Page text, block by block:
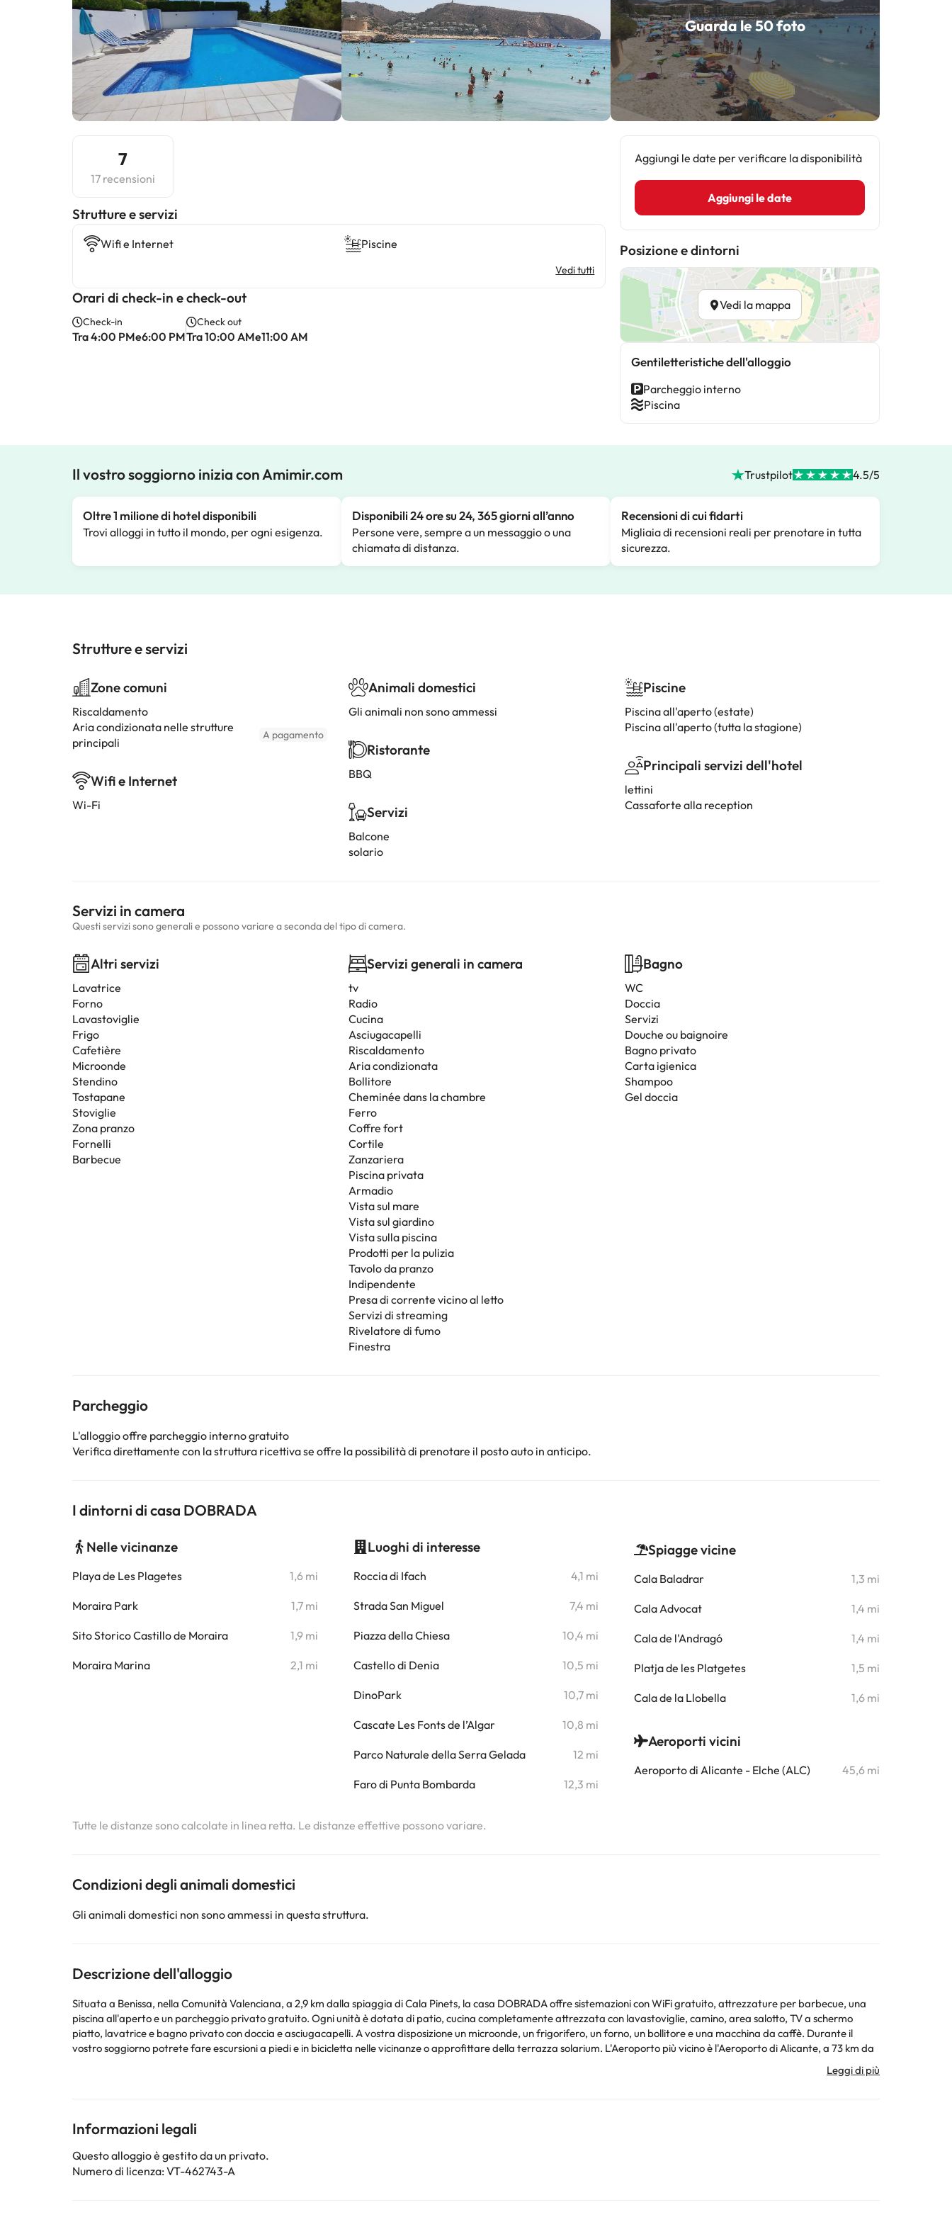
Guarda le 50 foto
7
17 recensioni
​Strutture e servizi
Wifi e Internet Piscine
Vedi tutti
Orari di check-in e check-out
Check-in
Tra 4:00 PMe6:00 PM
Check out
Tra 10:00 AMe11:00 AM
Aggiungi le date per verificare la disponibilità
Aggiungi le date
Posizione e dintorni
Vedi la mappa
Gentiletteristiche dell'alloggio
Parcheggio interno
Piscina
Il vostro soggiorno inizia con Amimir.com Trustpilot 4.5/5
Oltre 1 milione di hotel disponibili
Trovi alloggi in tutto il mondo, per ogni esigenza.
Disponibili 24 ore su 24, 365 giorni all’anno
Persone vere, sempre a un messaggio o una
chiamata di distanza.
Recensioni di cui fidarti
Migliaia di recensioni reali per prenotare in tutta
sicurezza.
Strutture e servizi
Zone comuni
Riscaldamento
Aria condizionata nelle strutture
principali
A pagamento
Wifi e Internet
Wi-Fi
Animali domestici
Gli animali non sono ammessi
Ristorante
BBQ
Servizi
Balcone
solario
Piscine
Piscina all'aperto (estate)
Piscina all'aperto (tutta la stagione)
Principali servizi dell'hotel
lettini
Cassaforte alla reception
Servizi in camera
Questi servizi sono generali e possono variare a seconda del tipo di camera.
Altri servizi
Lavatrice
Forno
Lavastoviglie
Frigo
Cafetière
Microonde
Stendino
Tostapane
Stoviglie
Zona pranzo
Fornelli
Barbecue
Servizi generali in camera
tv
Radio
Cucina
Asciugacapelli
Riscaldamento
Aria condizionata
Bollitore
Cheminée dans la chambre
Ferro
Coffre fort
Cortile
Zanzariera
Piscina privata
Armadio
Vista sul mare
Vista sul giardino
Vista sulla piscina
Prodotti per la pulizia
Tavolo da pranzo
Indipendente
Presa di corrente vicino al letto
Servizi di streaming
Rivelatore di fumo
Finestra
Bagno
WC
Doccia
Servizi
Douche ou baignoire
Bagno privato
Carta igienica
Shampoo
Gel doccia
Parcheggio
L'alloggio offre parcheggio interno gratuito
Verifica direttamente con la struttura ricettiva se offre la possibilità di prenotare il posto auto in anticipo.
I dintorni di casa DOBRADA
Nelle vicinanze
Playa de Les Plagetes 1,6 mi
Moraira Park 1,7 mi
Sito Storico Castillo de Moraira 1,9 mi
Moraira Marina 2,1 mi
Luoghi di interesse
Roccia di Ifach 4,1 mi
Strada San Miguel 7,4 mi
Piazza della Chiesa 10,4 mi
Castello di Denia 10,5 mi
DinoPark 10,7 mi
Cascate Les Fonts de l’Algar 10,8 mi
Parco Naturale della Serra Gelada 12 mi
Faro di Punta Bombarda 12,3 mi
Spiagge vicine
Cala Baladrar 1,3 mi
Cala Advocat 1,4 mi
Cala de l'Andragó 1,4 mi
Platja de les Platgetes 1,5 mi
Cala de la Llobella 1,6 mi
Aeroporti vicini
Aeroporto di Alicante - Elche (ALC) 45,6 mi
Tutte le distanze sono calcolate in linea retta. Le distanze effettive possono variare.
Condizioni degli animali domestici
Gli animali domestici non sono ammessi in questa struttura.
Descrizione dell'alloggio
Situata a Benissa, nella Comunità Valenciana, a 2,9 km dalla spiaggia di Cala Pinets, la casa DOBRADA offre sistemazioni con WiFi gratuito, attrezzature per barbecue, una
piscina all'aperto e un parcheggio privato gratuito. Ogni unità è dotata di patio, cucina completamente attrezzata con lavastoviglie, camino, area salotto, TV a schermo
piatto, lavatrice e bagno privato con doccia e asciugacapelli. A vostra disposizione un microonde, un frigorifero, un forno, un bollitore e una macchina da caffè. Durante il
vostro soggiorno potrete fare escursioni a piedi e in bicicletta nelle vicinanze o approfittare della terrazza solarium. L'Aeroporto più vicino è l'Aeroporto di Alicante, a 73 km da
Alcuni dei servizi indicati potrebbero essere a pagamento. Puoi consultare le relative tariffe direttamente presso la struttura. Tutte le informazioni presenti in questa pagina
Informazioni legali
Questo alloggio è gestito da un privato.
Numero di licenza: VT-462743-A